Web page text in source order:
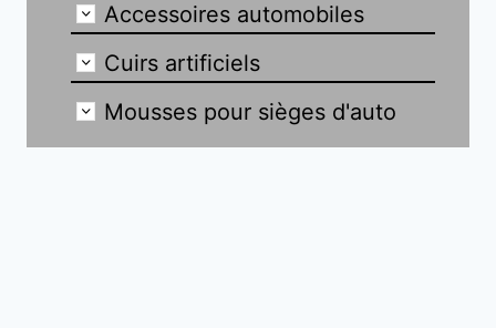
Accessoires automobiles
Cuirs artificiels
Mousses pour sièges d'auto